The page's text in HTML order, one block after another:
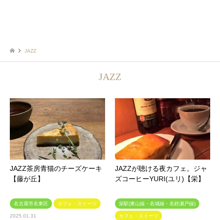
JAZZ
JAZZ
JAZZ茶房青猫のチーズケーキ
【藤が丘】
名古屋市名東区 カフェ・スイーツ
2025.01.31
JAZZが聴ける夜カフェ。ジャ
ズコーヒーYURI(ユリ)【栄】
栄駅(東山線・名城線・名鉄瀬戸線)
カフェ・スイーツ